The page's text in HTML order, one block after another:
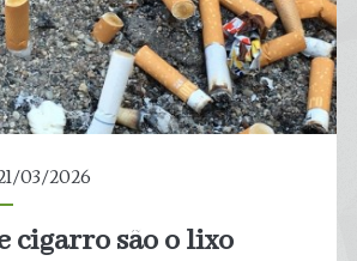
mudanças
climáticas
que
03/2026
cigarro são o lixo